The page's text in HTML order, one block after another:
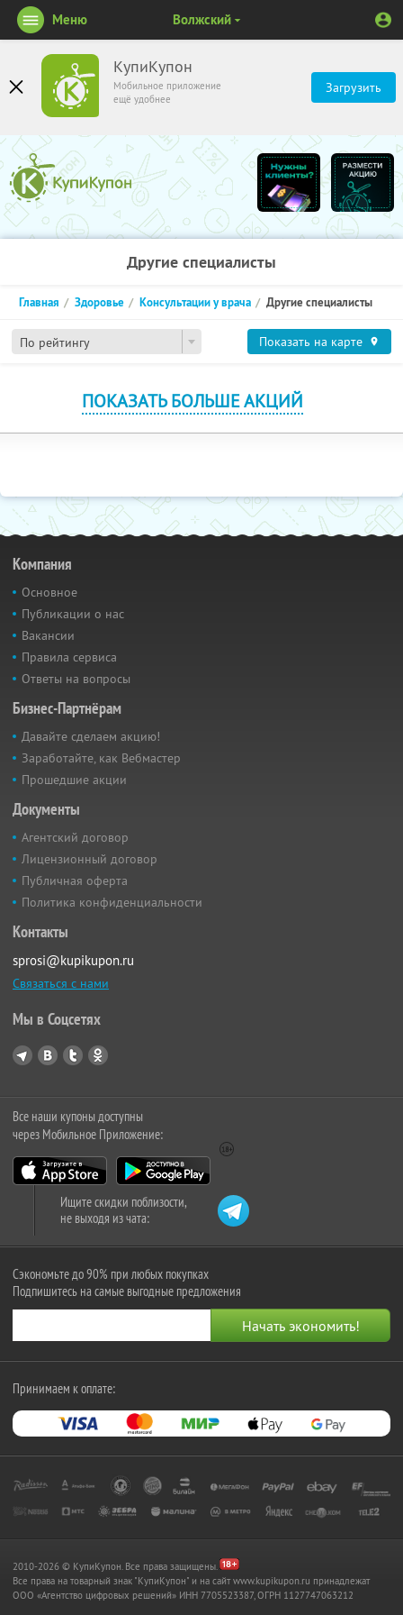
КупиКупон
Мобильное приложение
ещё удобнее
Загрузить
Меню Волжский
Другие специалисты
По рейтингу
Главная Здоровье Консультации у врача Другие специалисты
Показать на карте
ПОКАЗАТЬ БОЛЬШЕ АКЦИЙ
Компания
Основное
Публикации о нас
Вакансии
Правила сервиса
Ответы на вопросы
Бизнес-Партнёрам
Давайте сделаем акцию!
Заработайте, как Вебмастер
Прошедшие акции
Документы
Агентский договор
Лицензионный договор
Публичная оферта
Политика конфиденциальности
Контакты
sprosi@kupikupon.ru
Связаться с нами
Мы в Соцсетях
Все наши купоны доступны
через Мобильное Приложение:
Ищите скидки поблизости,
не выходя из чата:
Сэкономьте до 90% при любых покупках
Подпишитесь на самые выгодные предложения
Принимаем к оплате:
2010-2026 © КупиКупон. Все права защищены.
Все права на товарный знак "КупиКупон" и на сайт www.kupikupon.ru принадлежат
OOO «Агентство цифровых решений» ИНН 7705523387, ОГРН 1127747063212